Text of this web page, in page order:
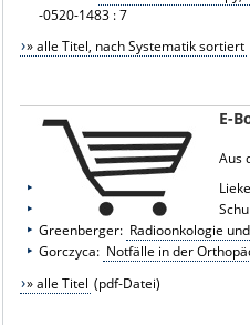
-0520-1483 : 7
» alle Titel, nach Systematik sortiert
E-
Aus
Greenberger: Radioonkologie
Gorczyca: Notfälle in der
» alle Titel (pdf-Datei)